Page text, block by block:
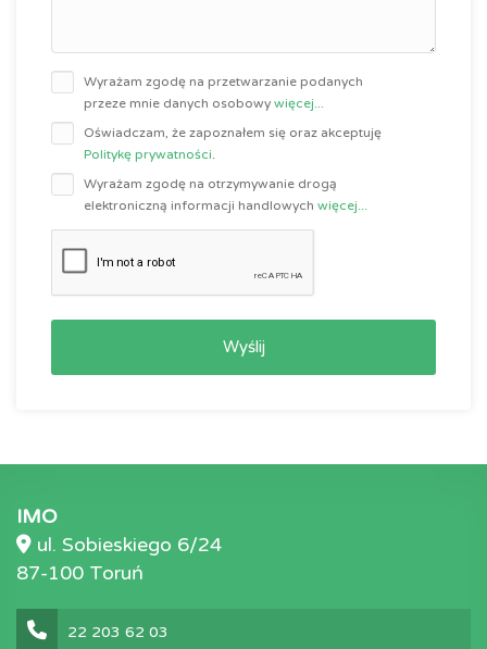
Wyrażam zgodę na przetwarzanie podanych
przeze mnie danych osobowy więcej...
Oświadczam, że zapoznałem się oraz akceptuję
Politykę prywatności.
Wyrażam zgodę na otrzymywanie drogą
elektroniczną informacji handlowych więcej...
Wyślij
IMO
ul. Sobieskiego 6/24
87-100 Toruń
22 203 62 03